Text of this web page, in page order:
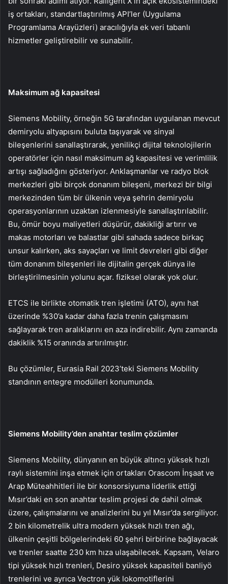
iş ortakları, standartlaştırılmış API’ler (Uygulama
Programlama Arayüzleri) aracılığıyla ek veri tabanlı
hizmetler geliştirebilir ve sunabilir.
Maksimum ağ kapasitesi
Siemens Mobility, örneğin 5G tarafından uygulanan mevcut
demiryolu altyapısını buluta taşıyarak ve sinyal
bileşenlerini sanallaştırarak, yenilikçi dijital teknolojilerin
operatörler için nasıl maksimum ağ kapasitesi ve verimlilik
artışı sağladığını gösteriyor. Anklaşmanlar ve radyo blok
merkezleri gibi birçok donanım bileşeni, merkezi bir bilgi
merkezinden tüm bir ülkenin veya şehrin demiryolu
operasyonlarının uzaktan izlenmesiyle sanallaştırılabilir.
Bu, ömür boyu maliyetleri düşürür, dakikliği artırır ve
makas motorları ve balastlar gibi sahada sadece birkaç
unsur kalırken, aks sayaçları ve limit devreleri gibi diğer
tüm donanım bileşenleri ile dijitalin gerçek dünya ile
birleştirilmesinin yolunu açar. fiziksel olarak yok olur.
ETCS ile birlikte otomatik tren işletimi (ATO), aynı hat
üzerinde %30’a kadar daha fazla trenin çalışmasını
sağlayarak tren aralıklarını en aza indirebilir. Aynı zamanda
dakiklik %15 oranında artırılmıştır.
Bu çözümler, Eurasia Rail 2023’teki Siemens Mobility
standının entegre modülleri konumunda.
Siemens Mobility’den anahtar teslim çözümler
Siemens Mobility, dünyanın en büyük altıncı yüksek hızlı
raylı sistemini inşa etmek için ortakları Orascom İnşaat ve
Arap Müteahhitleri ile bir konsorsiyuma liderlik ettiği
Mısır’daki en son anahtar teslim projesi de dahil olmak
üzere, çalışmalarını ve analizlerini bu yıl Mısır’da sergiliyor.
2 bin kilometrelik ultra modern yüksek hızlı tren ağı,
ülkenin çeşitli bölgelerindeki 60 şehri birbirine bağlayacak
ve trenler saatte 230 km hıza ulaşabilecek. Kapsam, Velaro
tipi yüksek hızlı trenleri, Desiro yüksek kapasiteli banliyö
trenlerini ve ayrıca Vectron yük lokomotiflerini